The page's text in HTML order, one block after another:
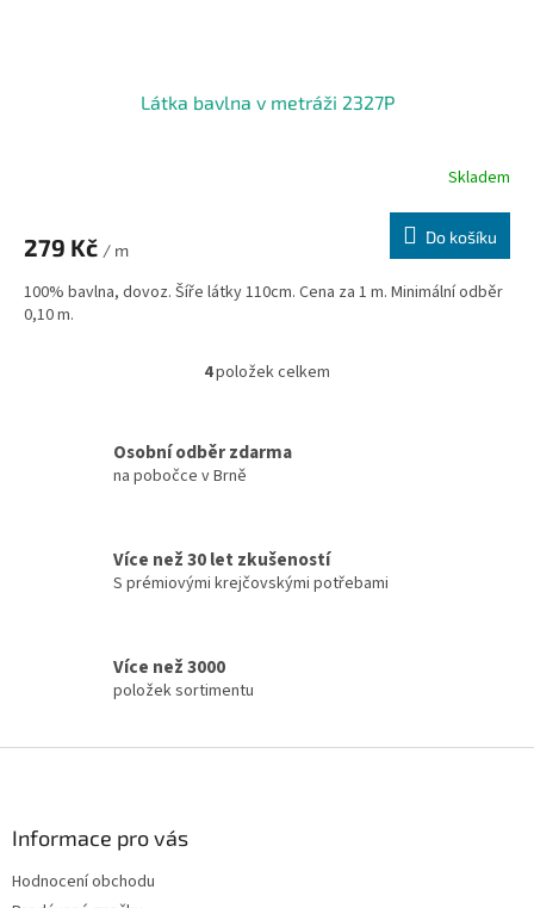
Látka bavlna v metráži 2327P
Skladem
279 Kč / m
Do košíku
100% bavlna, dovoz. Šíře látky 110cm. Cena za 1 m. Minimální odběr
0,10 m.
O
á
p
r
i
4položek celkem
Osobní odběr zdarma
na pobočce v Brně
Více než 30 let zkušeností
S prémiovými krejčovskými potřebami
Více než 3000
položek sortimentu
Informace pro vás
Hodnocení obchodu